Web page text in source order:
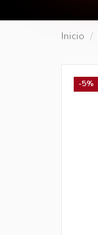
Inicio
-5%